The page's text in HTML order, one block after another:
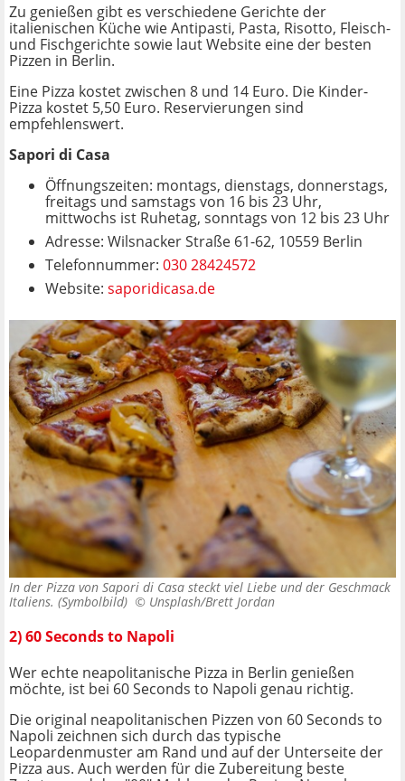
Zu genießen gibt es verschiedene Gerichte der
italienischen Küche wie Antipasti, Pasta, Risotto, Fleisch-
und Fischgerichte sowie laut Website eine der besten
Pizzen in Berlin.
Eine Pizza kostet zwischen 8 und 14 Euro. Die Kinder-
Pizza kostet 5,50 Euro. Reservierungen sind
empfehlenswert.
Sapori di Casa
Öffnungszeiten: montags, dienstags, donnerstags,
freitags und samstags von 16 bis 23 Uhr,
mittwochs ist Ruhetag, sonntags von 12 bis 23 Uhr
Adresse: Wilsnacker Straße 61-62, 10559 Berlin
Telefonnummer: 030 28424572
Website: saporidicasa.de
In der Pizza von Sapori di Casa steckt viel Liebe und der Geschmack
Italiens. (Symbolbild) © Unsplash/Brett Jordan
2) 60 Seconds to Napoli
Wer echte neapolitanische Pizza in Berlin genießen
möchte, ist bei 60 Seconds to Napoli genau richtig.
Die original neapolitanischen Pizzen von 60 Seconds to
Napoli zeichnen sich durch das typische
Leopardenmuster am Rand und auf der Unterseite der
Pizza aus. Auch werden für die Zubereitung beste